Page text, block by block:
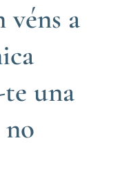
véns a
una